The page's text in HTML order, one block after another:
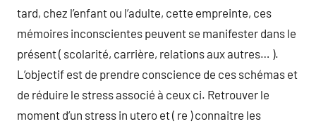
tard, chez l’enfant ou l’adulte, cette empreinte, ces
mémoires inconscientes peuvent se manifester dans le
présent ( scolarité, carrière, relations aux autres… ).
L’objectif est de prendre conscience de ces schémas et
de réduire le stress associé à ceux ci. Retrouver le
moment d’un stress in utero et ( re ) connaitre les